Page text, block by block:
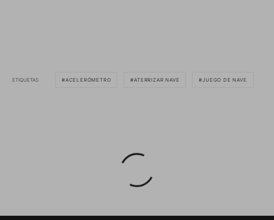
ETIQUETAS ACELERÓMETRO ATERRIZAR NAVE JUEGO DE NAVE